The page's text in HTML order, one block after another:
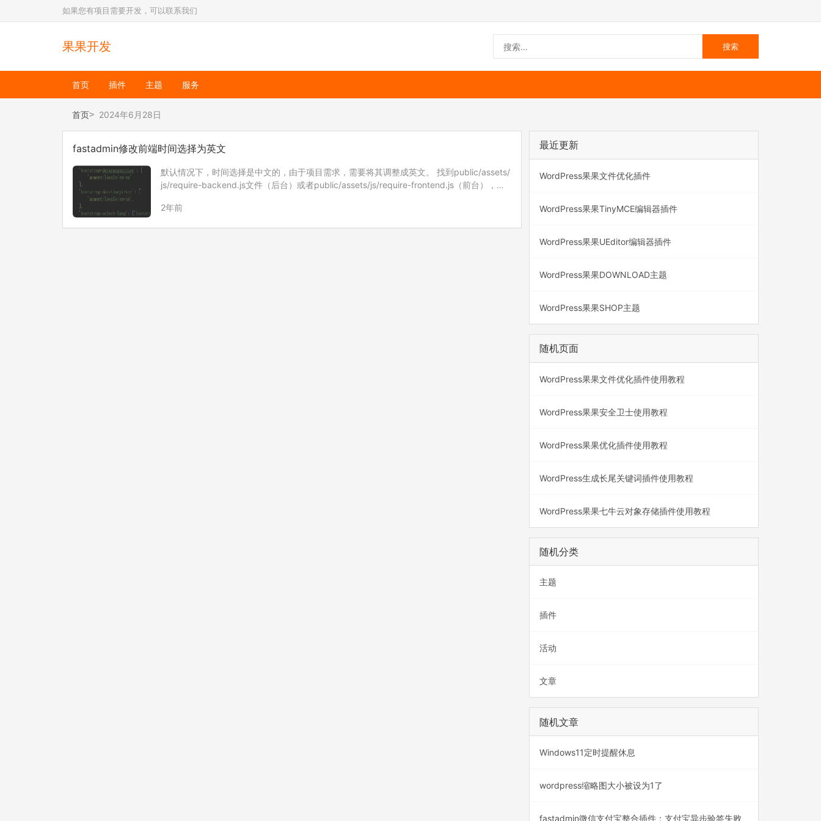
如果您有项目需要开发，可以联系我们
果果开发
首页 插件 主题 服务
首页 2024年6月28日
fastadmin修改前端时间选择为英文
默认情况下，时间选择是中文的，由于项目需求，需要将其调整成英文。 找到public/assets/
js/require-backend.js文件（后台）或者public/assets/js/require-frontend.js（前台），
2年前
最近更新
WordPress果果文件优化插件
WordPress果果TinyMCE编辑器插件
WordPress果果UEditor编辑器插件
WordPress果果DOWNLOAD主题
WordPress果果SHOP主题
随机页面
WordPress果果文件优化插件使用教程
WordPress果果安全卫士使用教程
WordPress果果优化插件使用教程
WordPress生成长尾关键词插件使用教程
WordPress果果七牛云对象存储插件使用教程
随机分类
主题
插件
活动
文章
随机文章
Windows11定时提醒休息
wordpress缩略图大小被设为1了
fastadmin微信支付宝整合插件：支付宝异步验签失败